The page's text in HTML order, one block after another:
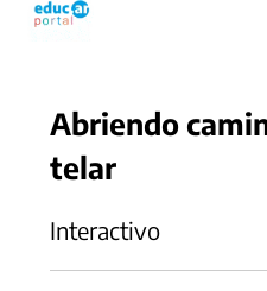
Abriendo
telar
Interactivo